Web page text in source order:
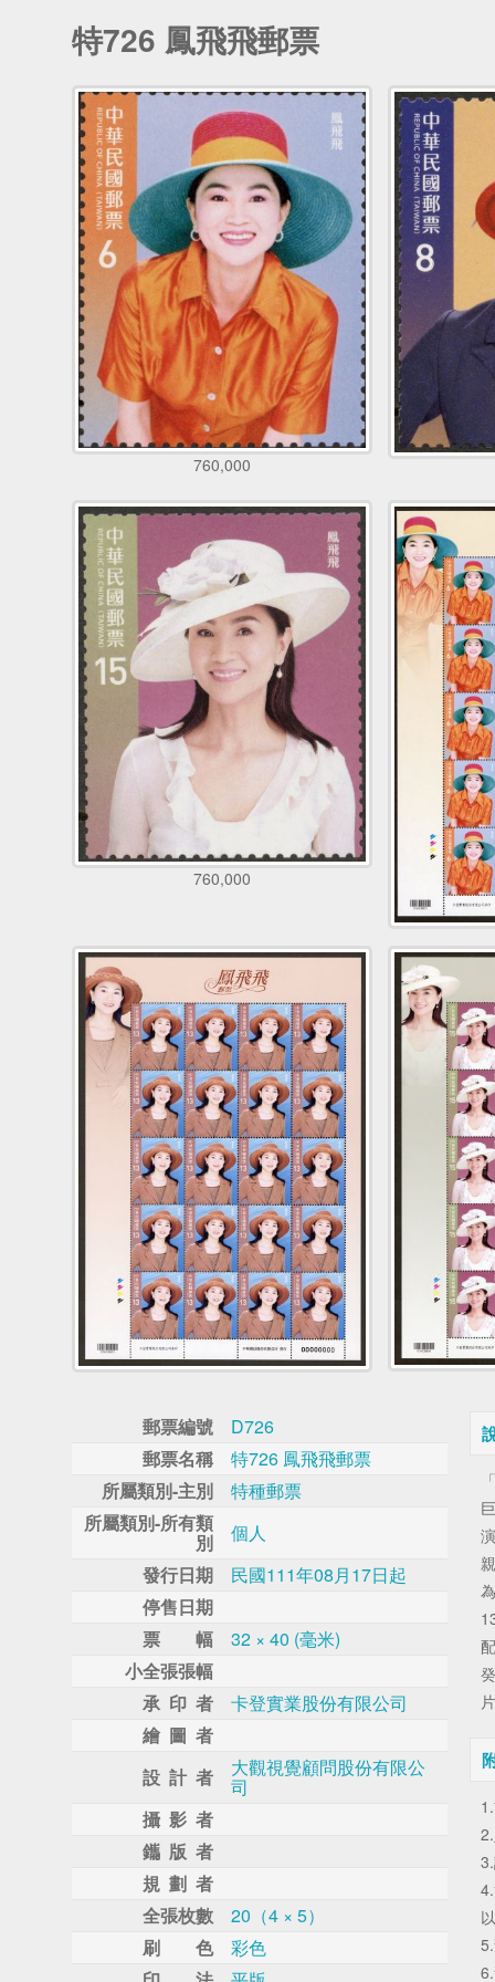
特726 鳳飛飛郵票
760,000
760,000
郵票編號
D726
郵票名稱
特726 鳳飛飛郵票
所屬類別-主別
特種郵票
所屬類別-所有類
別
個人
發行日期
民國111年08月17日起
停售日期
票 幅
32 × 40 (毫米)
小全張張幅
承 印 者
卡登實業股份有限公司
繪 圖 者
設 計 者
大觀視覺顧問股份有限公
司
攝 影 者
鑴 版 者
規 劃 者
全張枚數
20（4 × 5）
刷 色
彩色